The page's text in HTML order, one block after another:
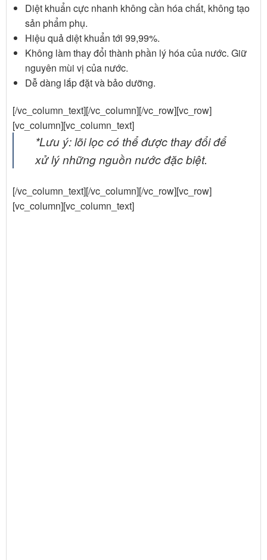
Diệt khuẩn cực nhanh không cần hóa chất, không tạo
sản phẩm phụ.
Hiệu quả diệt khuẩn tới 99,99%.
Không làm thay đổi thành phần lý hóa của nước. Giữ
nguyên mùi vị của nước.
Dễ dàng lắp đặt và bảo dưỡng.
[/vc_column_text][/vc_column][/vc_row][vc_row]
[vc_column][vc_column_text]
*Lưu ý: lõi lọc có thể được thay đổi để
xử lý những nguồn nước đặc biệt.
[/vc_column_text][/vc_column][/vc_row][vc_row]
[vc_column][vc_column_text]